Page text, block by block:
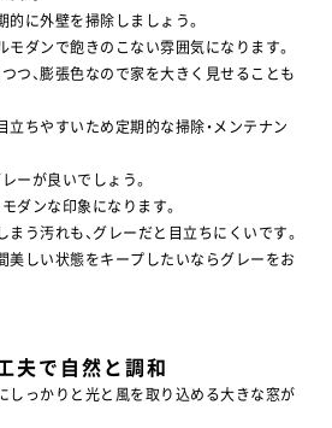
的に外壁を掃除しましょう。
モダンで飽きのこない雰囲気になります。
つ、膨張色なので家を大きく見せることも
立ちやすいため定期的な掃除・メンテナン
ーが良いでしょう。
ダンな印象になります。
まう汚れも、グレーだと目立ちにくいです。
美しい状態をキープしたいならグレーをお
夫で自然と調和
しっかりと光と風を取り込める大きな窓が
益田店
0120-335-938